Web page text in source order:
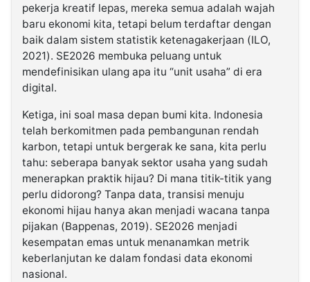
pekerja kreatif lepas, mereka semua adalah wajah
baru ekonomi kita, tetapi belum terdaftar dengan
baik dalam sistem statistik ketenagakerjaan (ILO,
2021). SE2026 membuka peluang untuk
mendefinisikan ulang apa itu “unit usaha” di era
digital.
Ketiga, ini soal masa depan bumi kita. Indonesia
telah berkomitmen pada pembangunan rendah
karbon, tetapi untuk bergerak ke sana, kita perlu
tahu: seberapa banyak sektor usaha yang sudah
menerapkan praktik hijau? Di mana titik-titik yang
perlu didorong? Tanpa data, transisi menuju
ekonomi hijau hanya akan menjadi wacana tanpa
pijakan (Bappenas, 2019). SE2026 menjadi
kesempatan emas untuk menanamkan metrik
keberlanjutan ke dalam fondasi data ekonomi
nasional.